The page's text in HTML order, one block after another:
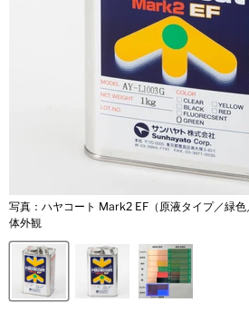
写真：ハヤコート Mark2 EF（原液タイプ／緑
体外観